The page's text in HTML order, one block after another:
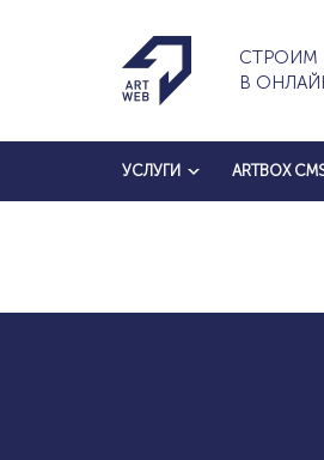
СТРОИМ
В
УСЛУГИ ARTBOX